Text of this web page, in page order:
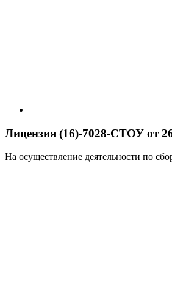
Лицензия (16)-7028-СТОУ от
На осуществление деятельности по